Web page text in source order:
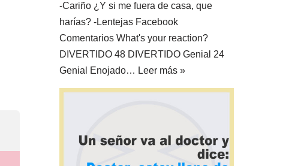
-Cariño ¿Y si me fuera de casa, que
harías? -Lentejas Facebook
Comentarios What's your reaction?
DIVERTIDO 48 DIVERTIDO Genial 24
Genial Enojado… Leer más »